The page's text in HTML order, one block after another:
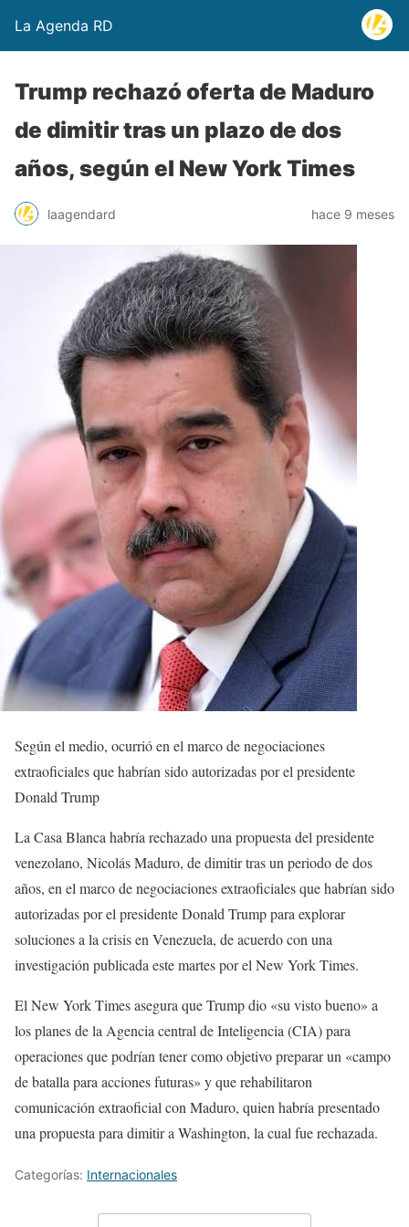
La Agenda RD
Trump rechazó oferta de Maduro
de dimitir tras un plazo de dos
años, según el New York Times
laagendard hace 9 meses
Según el medio, ocurrió en el marco de negociaciones
extraoficiales que habrían sido autorizadas por el presidente
Donald Trump
La Casa Blanca habría rechazado una propuesta del presidente
venezolano, Nicolás Maduro, de dimitir tras un periodo de dos
años, en el marco de negociaciones extraoficiales que habrían sido
autorizadas por el presidente Donald Trump para explorar
soluciones a la crisis en Venezuela, de acuerdo con una
investigación publicada este martes por el New York Times.
El New York Times asegura que Trump dio «su visto bueno» a
los planes de la Agencia central de Inteligencia (CIA) para
operaciones que podrían tener como objetivo preparar un «campo
de batalla para acciones futuras» y que rehabilitaron
comunicación extraoficial con Maduro, quien habría presentado
una propuesta para dimitir a Washington, la cual fue rechazada.
Categorías: Internacionales